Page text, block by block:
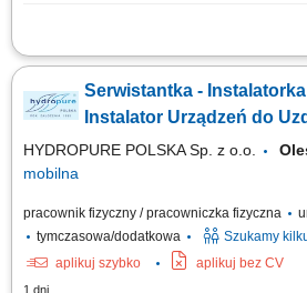
Zakres obowiązków: montaż urządzeń do
Serwistantka -
Instalator Urządzeń do
HYDROPURE POLSKA Sp. z o.o.
mobilna
pracownik fizyczny / pracowniczka fizyczna
tymczasowa/dodatkowa
Szukamy
aplikuj szybko
aplikuj bez CV
1 dni